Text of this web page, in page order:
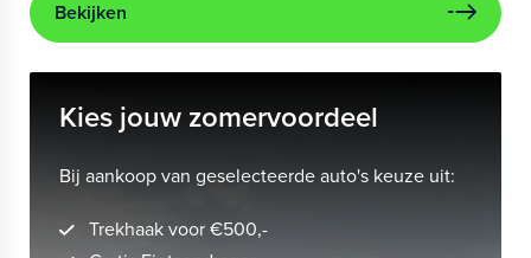
Bekijken
Kies jouw zomervoordeel
Bij aankoop van geselecteerde auto's keuze uit:
Trekhaak voor €500,-